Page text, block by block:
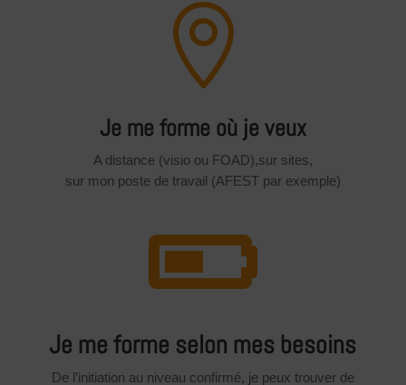

Je me forme où je veux
A distance (visio ou FOAD),sur sites,
sur mon poste de travail (AFEST par exemple)

Je me forme selon mes besoins
De l’initiation au niveau confirmé, je peux trouver de